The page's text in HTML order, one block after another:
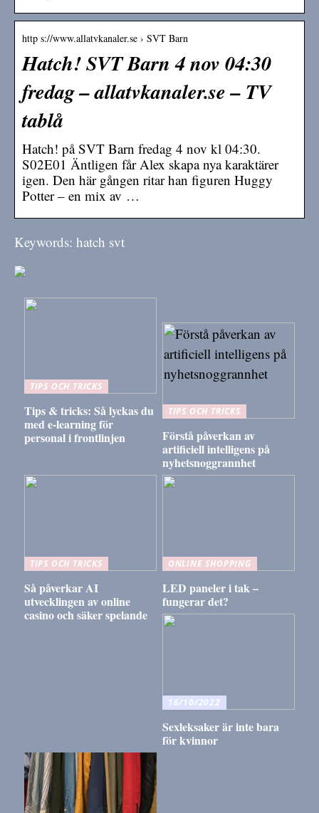
http s://www.allatvkanaler.se › SVT Barn
Hatch! SVT Barn 4 nov 04:30
fredag – allatvkanaler.se – TV
tablå
Hatch! på SVT Barn fredag 4 nov kl 04:30.
S02E01 Äntligen får Alex skapa nya karaktärer
igen. Den här gången ritar han figuren Huggy
Potter – en mix av …
Keywords: hatch svt
TIPS OCH TRICKS
Tips & tricks: Så lyckas du
med e-learning för
personal i frontlinjen
TIPS OCH TRICKS
Förstå påverkan av
artificiell intelligens på
nyhetsnoggrannhet
TIPS OCH TRICKS
Så påverkar AI
utvecklingen av online
casino och säker spelande
ONLINE SHOPPING
LED paneler i tak –
fungerar det?
16/10/2022
Sexleksaker är inte bara
för kvinnor